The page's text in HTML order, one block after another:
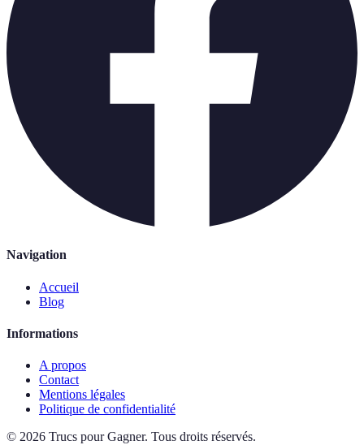
Navigation
Accueil
Blog
Informations
A propos
Contact
Mentions légales
Politique de confidentialité
© 2026 Trucs pour Gagner. Tous droits réservés.